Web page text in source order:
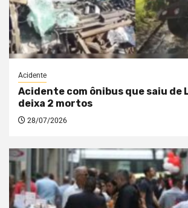
Acidente
Acidente com ônibus que saiu de
deixa 2 mortos
28/07/2026